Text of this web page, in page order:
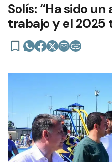
Solís: “Ha sido
trabajo y el 2025